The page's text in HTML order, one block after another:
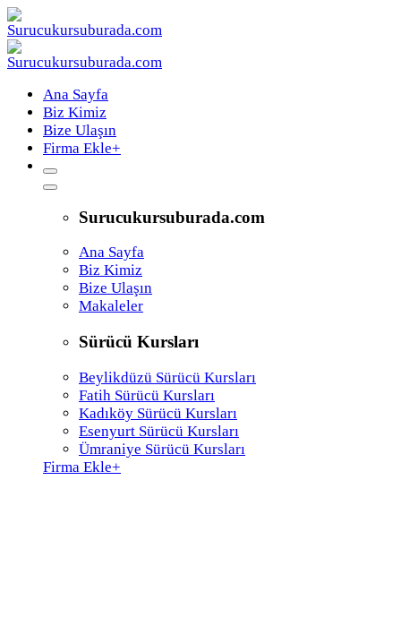
Ana Sayfa
Biz Kimiz
Bize Ulaşın
Firma Ekle+
Surucukursuburada.com
Ana Sayfa
Biz Kimiz
Bize Ulaşın
Makaleler
Sürücü Kursları
Beylikdüzü Sürücü Kursları
Fatih Sürücü Kursları
Kadıköy Sürücü Kursları
Esenyurt Sürücü Kursları
Ümraniye Sürücü Kursları
Firma Ekle+